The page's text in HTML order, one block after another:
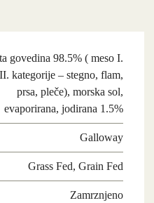
govedina 98.5% ( meso I.
kategorije – stegno, flam,
prsa, pleče), morska sol,
evaporirana, jodirana 1.5%
Galloway
Grass Fed, Grain Fed
Zamrznjeno